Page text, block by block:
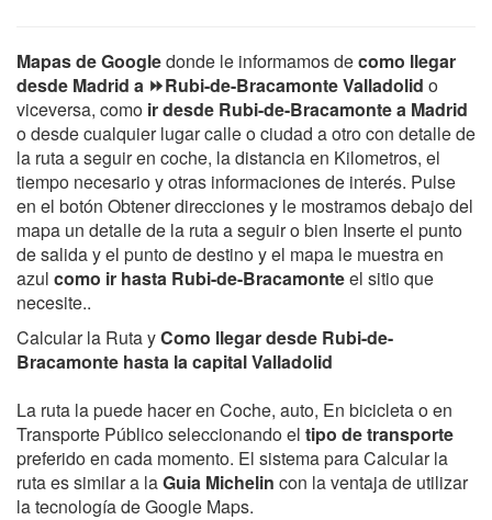
Mapas de Googledonde le informamos decomo llegar
desde Madrid a ⏩Rubi-de-Bracamonte Valladolid o
viceversa, como ir desde Rubi-de-Bracamonte a Madrid
o desde cualquier lugar calle o ciudad a otro con detalle de
la ruta a seguir en coche, la distancia en Kilometros, el
tiempo necesario y otras informaciones de interés. Pulse
en el botón Obtener direcciones y le mostramos debajo del
mapa un detalle de la ruta a seguir o bien Inserte el punto
de salida y el punto de destino y el mapa le muestra en
azul como ir hasta Rubi-de-Bracamonteel sitio que
necesite..
Calcular la Ruta yComo llegar desde Rubi-de-
Bracamonte hasta la capital Valladolid
La ruta la puede hacer en Coche, auto, En bicicleta o en
Transporte Público seleccionando el tipo de transporte
preferido en cada momento. El sistema para Calcular la
ruta es similar a laGuia Michelin con la ventaja de utilizar
la tecnología de Google Maps.